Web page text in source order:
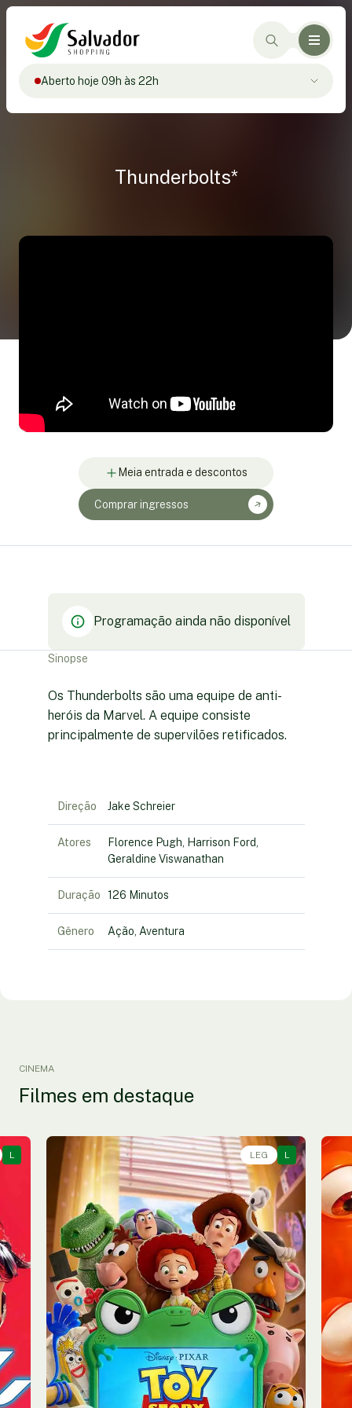
Aberto hoje 09h às 22h
Thunderbolts*
Meia entrada e descontos
Comprar ingressos
Programação ainda não disponível
Sinopse
Os Thunderbolts são uma equipe de anti-
heróis da Marvel. A equipe consiste
principalmente de supervilões retificados.
Direção Jake Schreier
Atores
Florence Pugh, Harrison Ford,
Geraldine Viswanathan
Duração 126 Minutos
Gênero Ação, Aventura
CINEMA
Filmes em destaque
L LEG L
Animação, Aventura, Comédia • • 1h40